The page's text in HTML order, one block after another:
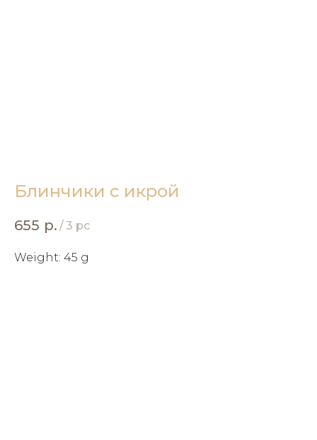
Блинчики с икрой
655 р. /3 pc
Weight: 45 g